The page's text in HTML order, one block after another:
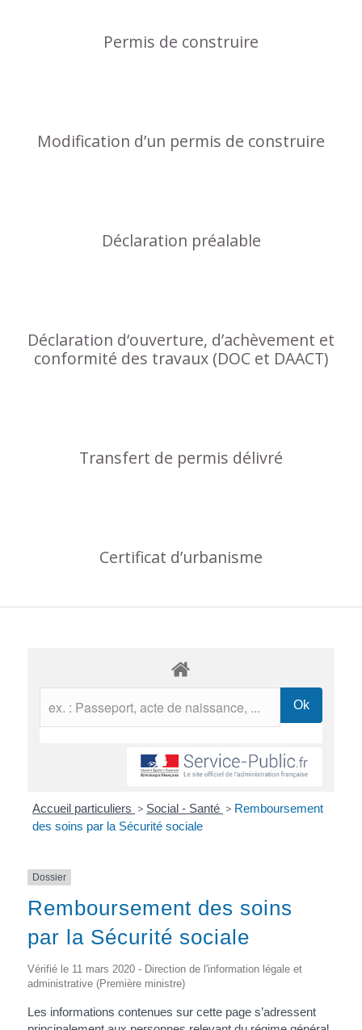
Permis de construire
Modification d’un permis de construire
Déclaration préalable
Déclaration d‘ouverture, d’achèvement et
conformité des travaux (DOC et DAACT)
Transfert de permis délivré
Certificat d’urbanisme
Accueil particuliers > Social - Santé > Remboursement
des soins par la Sécurité sociale
Dossier
Remboursement des soins
par la Sécurité sociale
Vérifié le 11 mars 2020 - Direction de l'information légale et
administrative (Première ministre)
Les informations contenues sur cette page s’adressent